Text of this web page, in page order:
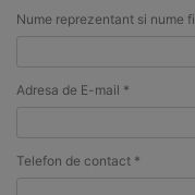
Nume reprezentant si nume
Adresa de E-mail *
Telefon de contact *